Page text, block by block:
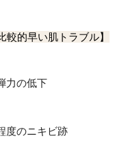
較的早い肌トラブル】
力の低下
度のニキビ跡